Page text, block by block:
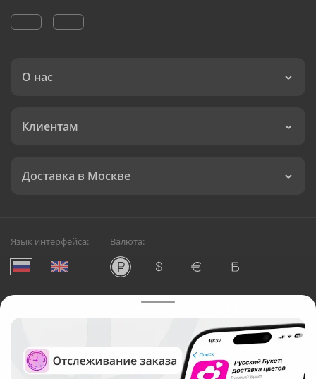
О нас
Клиентам
Доставка в Москве
Язык интерфейса: Валюта:
Служба круглосуточной доставки цветов в Москве
Русский Букет, 2026
Общество с ограниченной ответственностью «Технология»
ОГРН: 1195476081745, ИНН: 5410081997
Юридический адрес: г. Новосибирск, ул. Ипподромская,